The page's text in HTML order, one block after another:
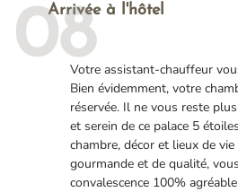
08
Arrivée à l'hôtel
Votre assistant-chauffeur
Bien évidemment, votre
réservée. Il ne vous reste
et serein de ce palace 5
chambre, décor et lieux de
gourmande et de qualité,
convalescence 100%